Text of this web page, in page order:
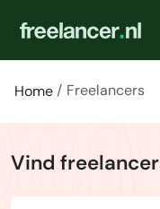
Home Freelancers
Vind